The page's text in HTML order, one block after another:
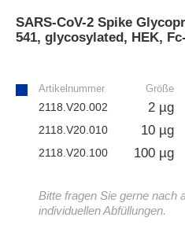
SARS-CoV-2 Spike
541, glycosylated, HEK,
Artikelnummer Größe
2118.V20.002 2 µg
2118.V20.010 10 µg
2118.V20.100 100 µg
Bitte fragen Sie gerne nach
individuellen Abfüllungen.